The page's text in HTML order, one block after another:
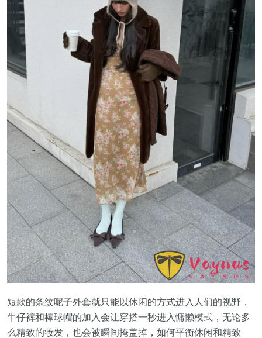
短款的条纹呢子外套就只能以休闲的方式进入人们的视野，
牛仔裤和棒球帽的加入会让穿搭一秒进入慵懒模式，无论多
么精致的妆发，也会被瞬间掩盖掉，如何平衡休闲和精致